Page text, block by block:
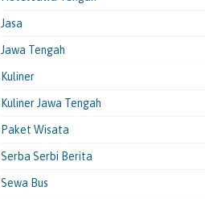
Jasa
Jawa Tengah
Kuliner
Kuliner Jawa Tengah
Paket Wisata
Serba Serbi Berita
Sewa Bus